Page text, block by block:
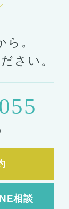
ら。
さい。
相談